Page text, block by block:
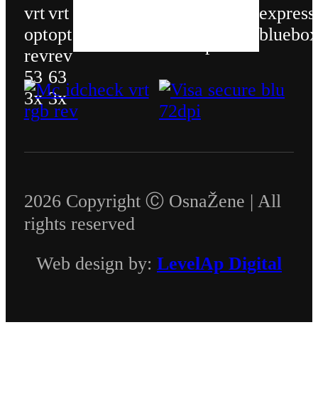
2026 Copyright Ⓒ OsnaŽene | All
rights reserved
Web design by: LevelAp Digital